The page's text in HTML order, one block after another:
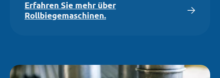
Erfahren Sie mehr über
Rollbiegemaschinen.